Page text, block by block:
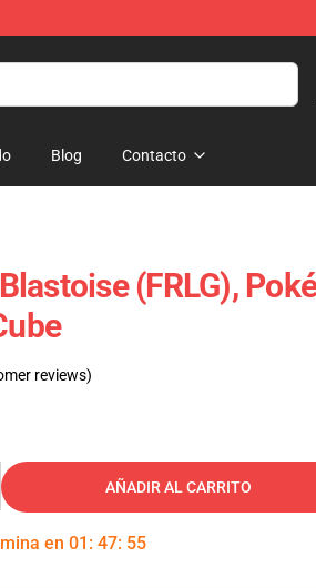
Blog Contacto
(FRLG),
reviews)
AÑADIR AL CARRITO
en 01 : 47: 54